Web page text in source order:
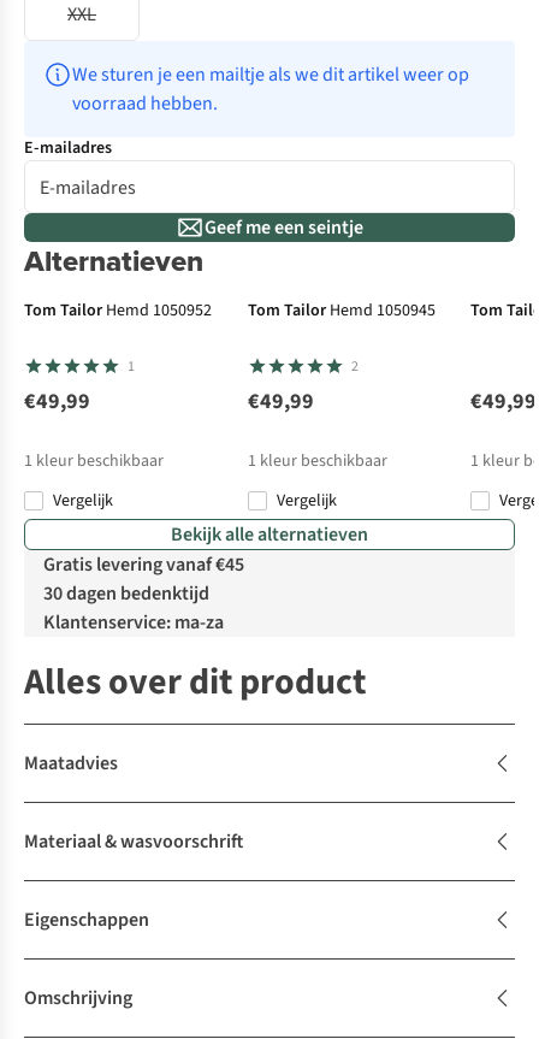
XXL
We sturen je een mailtje als we dit artikel weer op
voorraad hebben.
E-mailadres
Geef me een seintje
Alternatieven
Tom Tailor Hemd 1050952
1
€49,99
1 kleur beschikbaar
Vergelijk
Tom Tailor Hemd 1050945
2
€49,99
1 kleur beschikbaar
Vergelijk
Tom
€49,99
1 kleur
Bekijk alle alternatieven
Gratis levering vanaf €45
30 dagen bedenktijd
Klantenservice: ma-za
Alles over dit product
Maatadvies
Materiaal & wasvoorschrift
Eigenschappen
Omschrijving